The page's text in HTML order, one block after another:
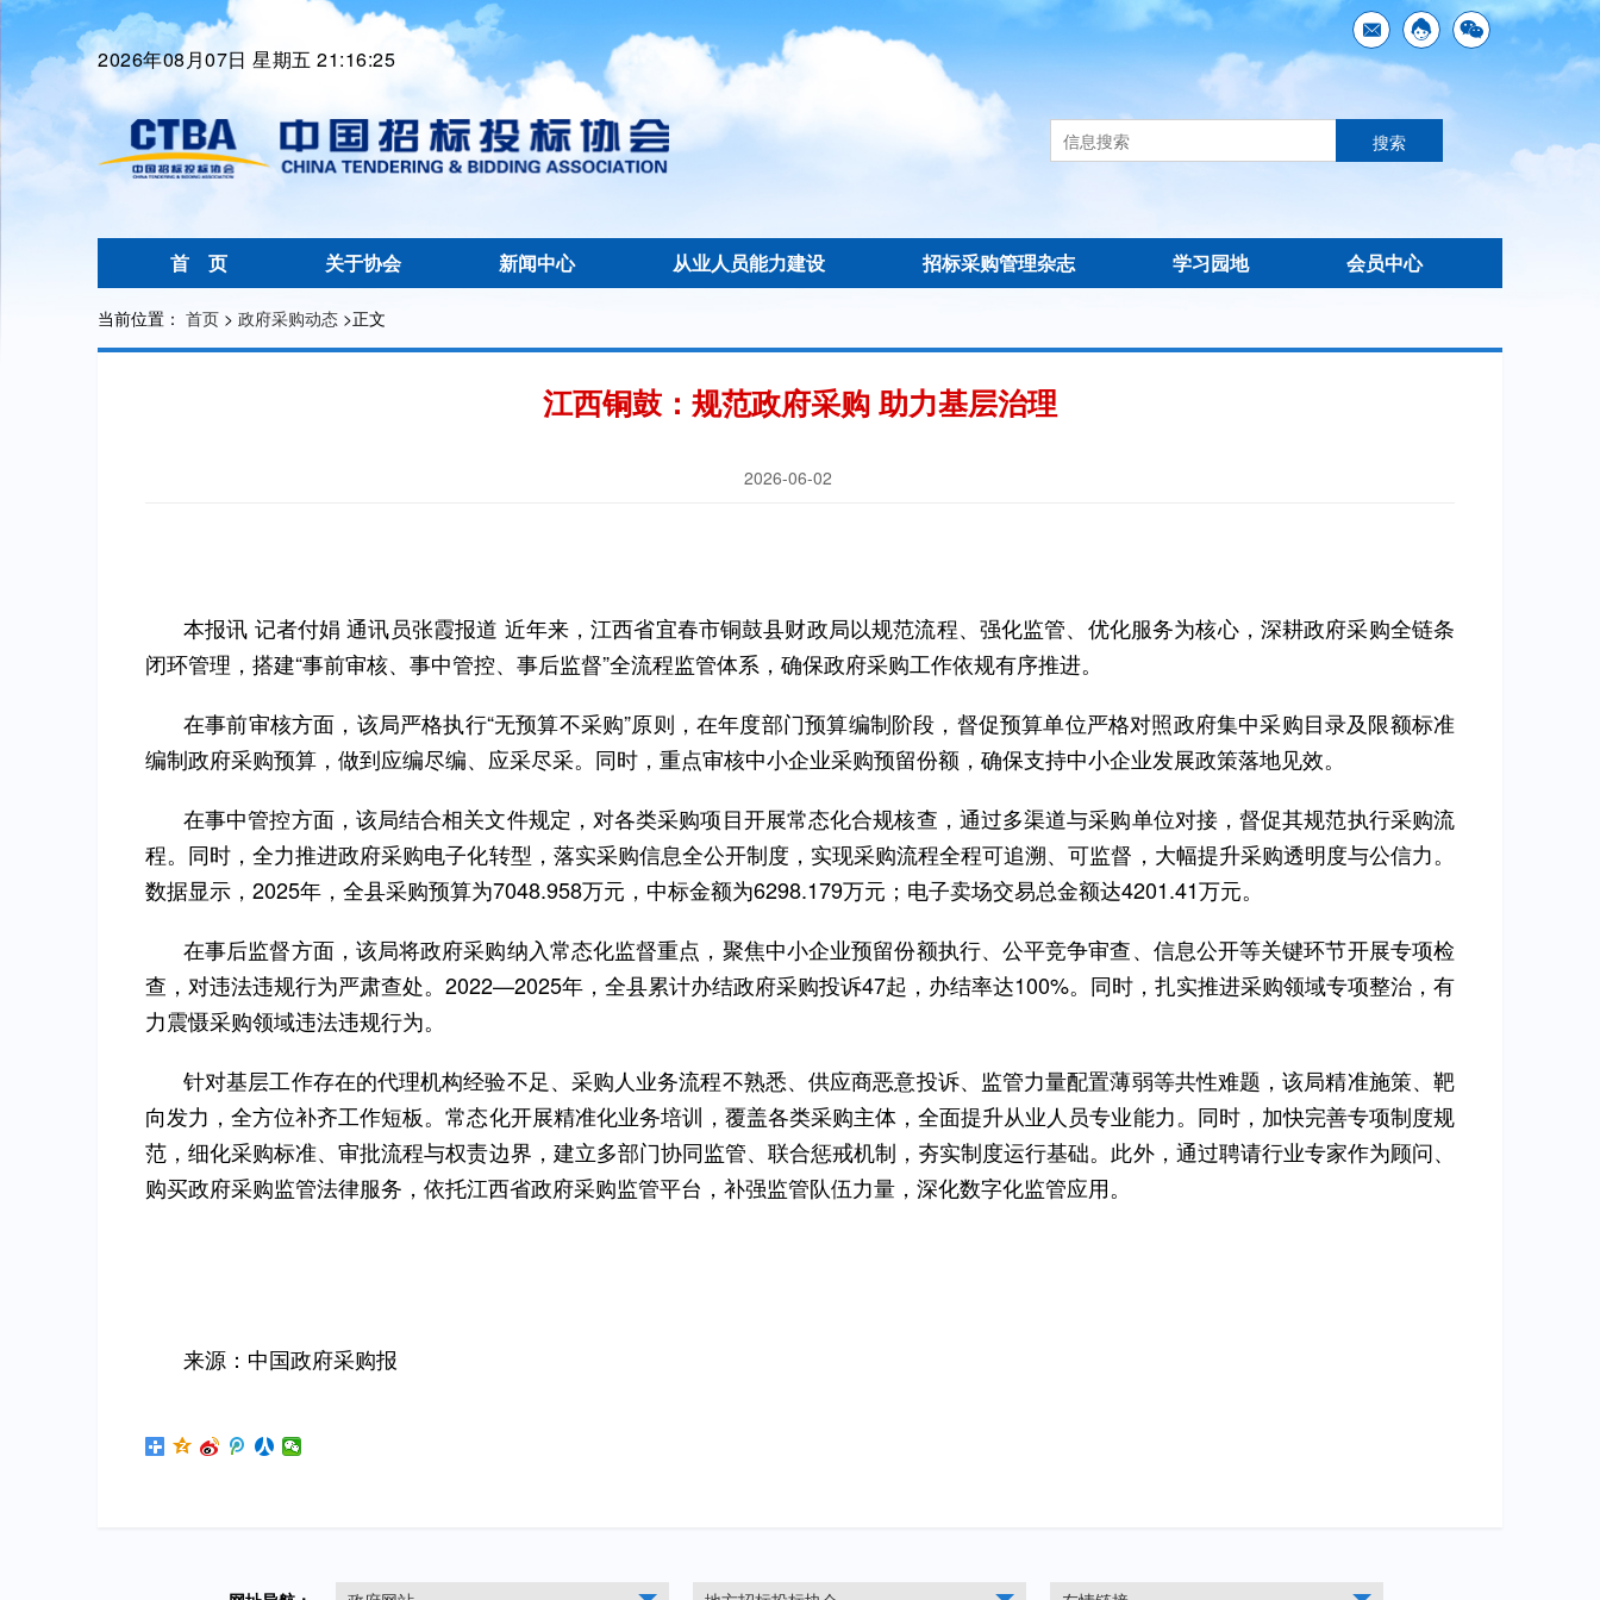
2026年08月07日 星期五 21:16:25
首 页 关于协会 新闻中心 从业人员能力建设 招标采购管理杂志 学习园地 会员中心
当前位置： 首页 > 政府采购动态 >正文
江西铜鼓：规范政府采购 助力基层治理
2026-06-02
本报讯 记者付娟 通讯员张霞报道 近年来，江西省宜春市铜鼓县财政局以规范流程、强化监管、优化服务为核心，深耕政府采购全链条
闭环管理，搭建“事前审核、事中管控、事后监督”全流程监管体系，确保政府采购工作依规有序推进。
在事前审核方面，该局严格执行“无预算不采购”原则，在年度部门预算编制阶段，督促预算单位严格对照政府集中采购目录及限额标准
编制政府采购预算，做到应编尽编、应采尽采。同时，重点审核中小企业采购预留份额，确保支持中小企业发展政策落地见效。
在事中管控方面，该局结合相关文件规定，对各类采购项目开展常态化合规核查，通过多渠道与采购单位对接，督促其规范执行采购流
程。同时，全力推进政府采购电子化转型，落实采购信息全公开制度，实现采购流程全程可追溯、可监督，大幅提升采购透明度与公信力。
数据显示，2025年，全县采购预算为7048.958万元，中标金额为6298.179万元；电子卖场交易总金额达4201.41万元。
在事后监督方面，该局将政府采购纳入常态化监督重点，聚焦中小企业预留份额执行、公平竞争审查、信息公开等关键环节开展专项检
查，对违法违规行为严肃查处。2022—2025年，全县累计办结政府采购投诉47起，办结率达100%。同时，扎实推进采购领域专项整治，有
力震慑采购领域违法违规行为。
针对基层工作存在的代理机构经验不足、采购人业务流程不熟悉、供应商恶意投诉、监管力量配置薄弱等共性难题，该局精准施策、靶
向发力，全方位补齐工作短板。常态化开展精准化业务培训，覆盖各类采购主体，全面提升从业人员专业能力。同时，加快完善专项制度规
范，细化采购标准、审批流程与权责边界，建立多部门协同监管、联合惩戒机制，夯实制度运行基础。此外，通过聘请行业专家作为顾问、
购买政府采购监管法律服务，依托江西省政府采购监管平台，补强监管队伍力量，深化数字化监管应用。
来源：中国政府采购报